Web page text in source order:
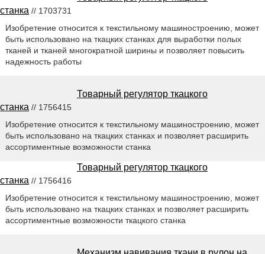
станка // 1703731
Изобретение относится к текстильному машиностроению, может
быть использовано на ткацких станках для выработки полых
тканей и тканей многократной ширины и позволяет повысить
надежность работы
Товарный регулятор ткацкого
станка // 1756415
Изобретение относится к текстильному машиностроению, может
быть использовано на ткацких станках и позволяет расширить
ассортиментные возможности станка
Товарный регулятор ткацкого
станка // 1756416
Изобретение относится к текстильному машиностроению, может
быть использовано на ткацких станках и позволяет расширить
ассортиментные возможности ткацкого станка